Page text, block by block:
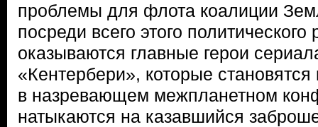
проблемы для флота коалиции
посреди всего этого политического
оказываются главные герои
«Кентербери», которые
в назревающем межпланетном
натыкаются на казавшийся